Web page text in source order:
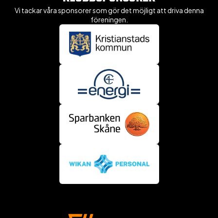
Vi tackar våra sponsorer som gör det möjligt att driva denna
föreningen.